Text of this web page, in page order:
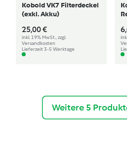
Kobold VK7 Filterdeckel
(exkl. Akku)
25,00 €
inkl. 19% MwSt., zzgl.
Versandkosten
Lieferzeit 3-5 Werktage
Weitere 5